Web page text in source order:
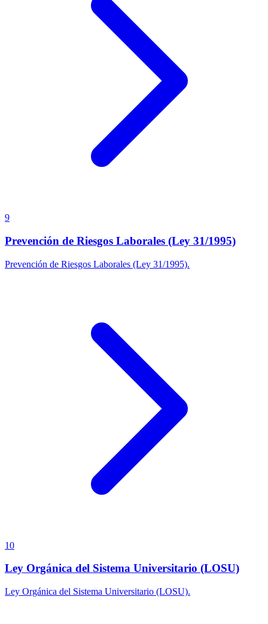
9
Prevención de Riesgos Laborales (Ley 31/1995)
Prevención de Riesgos Laborales (Ley 31/1995).
10
Ley Orgánica del Sistema Universitario (LOSU)
Ley Orgánica del Sistema Universitario (LOSU).